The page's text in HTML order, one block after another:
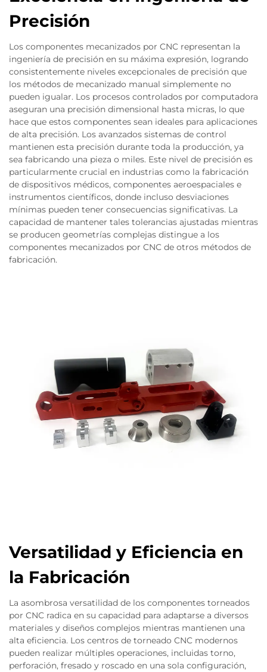
Precisión
Los componentes mecanizados por CNC representan la
ingeniería de precisión en su máxima expresión, logrando
consistentemente niveles excepcionales de precisión que
los métodos de mecanizado manual simplemente no
pueden igualar. Los procesos controlados por computadora
aseguran una precisión dimensional hasta micras, lo que
hace que estos componentes sean ideales para aplicaciones
de alta precisión. Los avanzados sistemas de control
mantienen esta precisión durante toda la producción, ya
sea fabricando una pieza o miles. Este nivel de precisión es
particularmente crucial en industrias como la fabricación
de dispositivos médicos, componentes aeroespaciales e
instrumentos científicos, donde incluso desviaciones
mínimas pueden tener consecuencias significativas. La
capacidad de mantener tales tolerancias ajustadas mientras
se producen geometrías complejas distingue a los
componentes mecanizados por CNC de otros métodos de
fabricación.
Versatilidad y Eficiencia en
la Fabricación
La asombrosa versatilidad de los componentes torneados
por CNC radica en su capacidad para adaptarse a diversos
materiales y diseños complejos mientras mantienen una
alta eficiencia. Los centros de torneado CNC modernos
pueden realizar múltiples operaciones, incluidas torno,
perforación, fresado y roscado en una sola configuración,